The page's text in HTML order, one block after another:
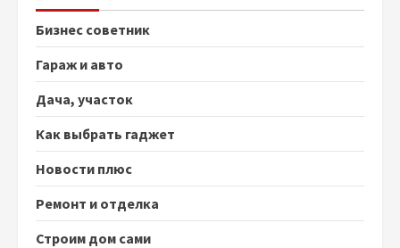
Бизнес советник
Гараж и авто
Дача, участок
Как выбрать гаджет
Новости плюс
Ремонт и отделка
Строим дом сами